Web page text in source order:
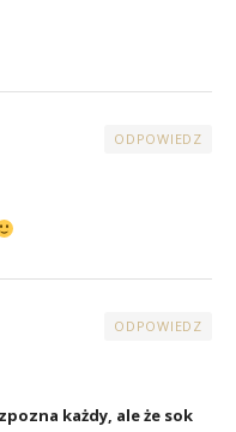
ODPOWIEDZ
ODPOWIEDZ
każdy, ale że sok